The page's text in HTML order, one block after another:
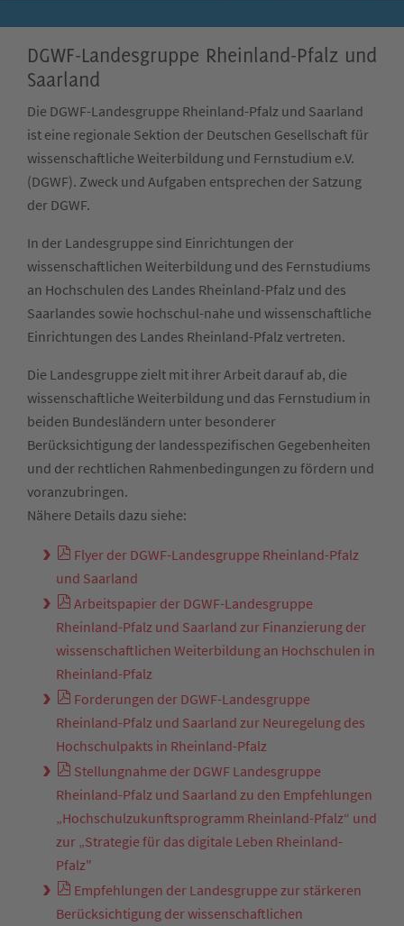
DGWF-Landesgruppe Rheinland-Pfalz und
Saarland
Die DGWF-Landesgruppe Rheinland-Pfalz und Saarland
ist eine regionale Sektion der Deutschen Gesellschaft für
wissenschaftliche Weiterbildung und Fernstudium e.V.
(DGWF). Zweck und Aufgaben entsprechen der Satzung
der DGWF.
In der Landesgruppe sind Einrichtungen der
wissenschaftlichen Weiterbildung und des Fernstudiums
an Hochschulen des Landes Rheinland-Pfalz und des
Saarlandes sowie hochschul-nahe und wissenschaftliche
Einrichtungen des Landes Rheinland-Pfalz vertreten.
Die Landesgruppe zielt mit ihrer Arbeit darauf ab, die
wissenschaftliche Weiterbildung und das Fernstudium in
beiden Bundesländern unter besonderer
Berücksichtigung der landesspezifischen Gegebenheiten
und der rechtlichen Rahmenbedingungen zu fördern und
voranzubringen.
Nähere Details dazu siehe:
Flyer der DGWF-Landesgruppe Rheinland-Pfalz
und Saarland
Arbeitspapier der DGWF-Landesgruppe
Rheinland-Pfalz und Saarland zur Finanzierung der
wissenschaftlichen Weiterbildung an Hochschulen in
Rheinland-Pfalz
Forderungen der DGWF-Landesgruppe
Rheinland-Pfalz und Saarland zur Neuregelung des
Hochschulpakts in Rheinland-Pfalz
Stellungnahme der DGWF Landesgruppe
Rheinland-Pfalz und Saarland zu den Empfehlungen
„Hochschulzukunftsprogramm Rheinland-Pfalz“ und
zur „Strategie für das digitale Leben Rheinland-
Pfalz"
Empfehlungen der Landesgruppe zur stärkeren
Berücksichtigung der wissenschaftlichen